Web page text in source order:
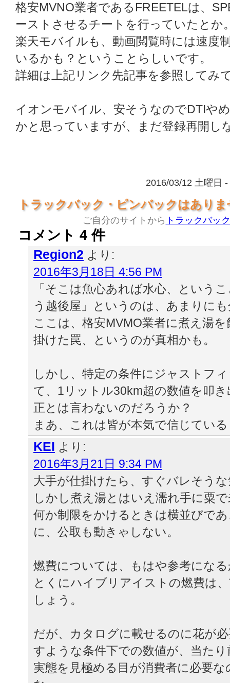
格安MVNO業者であるFREETELは、
ーストさせるチートを行っていたとか
楽天モバイルも、動画閲覧時には速度
いるかも？ということらしいです。
詳細は上記リンク先記事を参照してみ
イオンモバイル、安そうなのでDTIや
かと思っていますが、まだ登録再開し
2016/03/12 土曜日 -
トラックバック・ピンバックはあり
ご自分のサイトから トラックバック
コメント 4 件
Region2 より:
2016年3月18日 4:56 PM
「そこは魚心あれば水心、という
う越後屋」というのは、あまりに
ここは、格安MVMO業者に煮え湯
掛けた罠、というのが真相かも。
しかし、特定の条件にジャストフ
て、1リットル30km超の数値を叩
正とは言わないのだろうか？
まあ、これは皆が本気で信じてい
KEI より:
2016年3月21日 9:34 PM
大手が仕掛けたら、すぐバレそう
しかし煮え湯とはいえ濡れ手に粟
何か制限をかけるときは横並びで
に、公取も動きゃしない。
燃費については、もはや参考にな
とくにハイブリアイストの燃費は
しょう。
だが、カタログに載せるのに花が
すような条件下での数値が、当た
実態を見極める目が消費者に必要